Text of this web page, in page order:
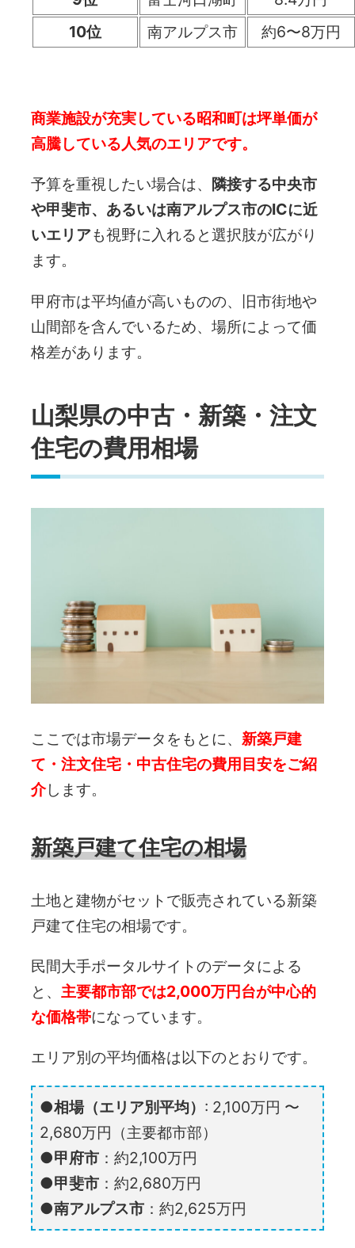
10位
南アルプス市 約6〜8万円
商業施設が充実している昭和町は坪単価が
高騰している人気のエリアです。
予算を重視したい場合は、
隣接する中央市
や甲斐市、あるいは南アルプス市のICに近
いエリアも視野に入れると選択肢が広がり
ます。
甲府市は平均値が高いものの、旧市街地や
山間部を含んでいるため、場所によって価
格差があります。
山梨県の中古・新築・注文
住宅の費用相場
ここでは市場データをもとに、 新築戸建
て・注文住宅・中古住宅の費用目安をご紹
介します。
新築戸建て住宅の相場
土地と建物がセットで販売されている新築
戸建て住宅の相場です。
民間大手ポータルサイトのデータによる
と、 主要都市部では2,000万円台が中心的
な価格帯になっています。
エリア別の平均価格は以下のとおりです。
相場（エリア別平均） : 2,100万円 〜
2,680万円（主要都市部）
甲府市 ：約2,100万円
甲斐市 ：約2,680万円
南アルプス市 ：約2,625万円